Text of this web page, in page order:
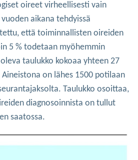
oireet virheellisesti vain
aikana tehdyissä
että toiminnallisten oireiden
5 % todetaan myöhemmin
taulukko kokoaa yhteen 27
on lähes 1500 potilaan
Taulukko osoittaa,
diagnosoinnista on tullut
saatossa.